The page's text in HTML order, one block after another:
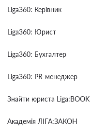
Liga360: Керівник
Liga360: Юрист
Liga360: Бухгалтер
Liga360: PR-менеджер
Знайти юриста Liga:BOOK
Академія ЛІГА:ЗАКОН